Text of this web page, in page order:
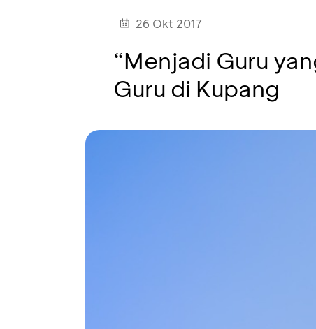
26 Okt 2017
“Menjadi Guru
Guru di Kupang